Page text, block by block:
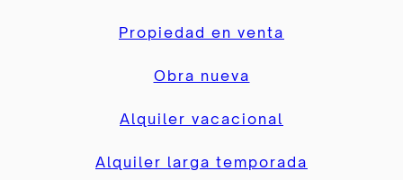
Propiedad en venta
Obra nueva
Alquiler vacacional
Alquiler larga temporada